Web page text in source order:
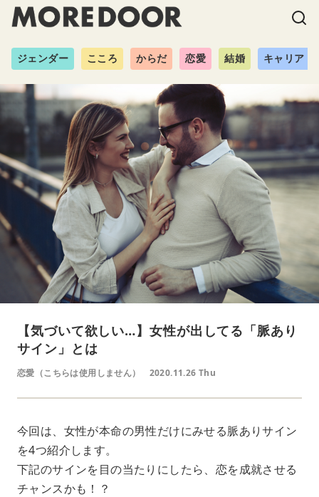
ジェンダー こころ からだ 恋愛 結婚 キャリア
【気づいて欲しい…】女性が出してる「脈あり
サイン」とは
恋愛（こちらは使用しません） 2020.11.26 Thu
今回は、女性が本命の男性だけにみせる脈ありサイン
を4つ紹介します。
下記のサインを目の当たりにしたら、恋を成就させる
チャンスかも！？